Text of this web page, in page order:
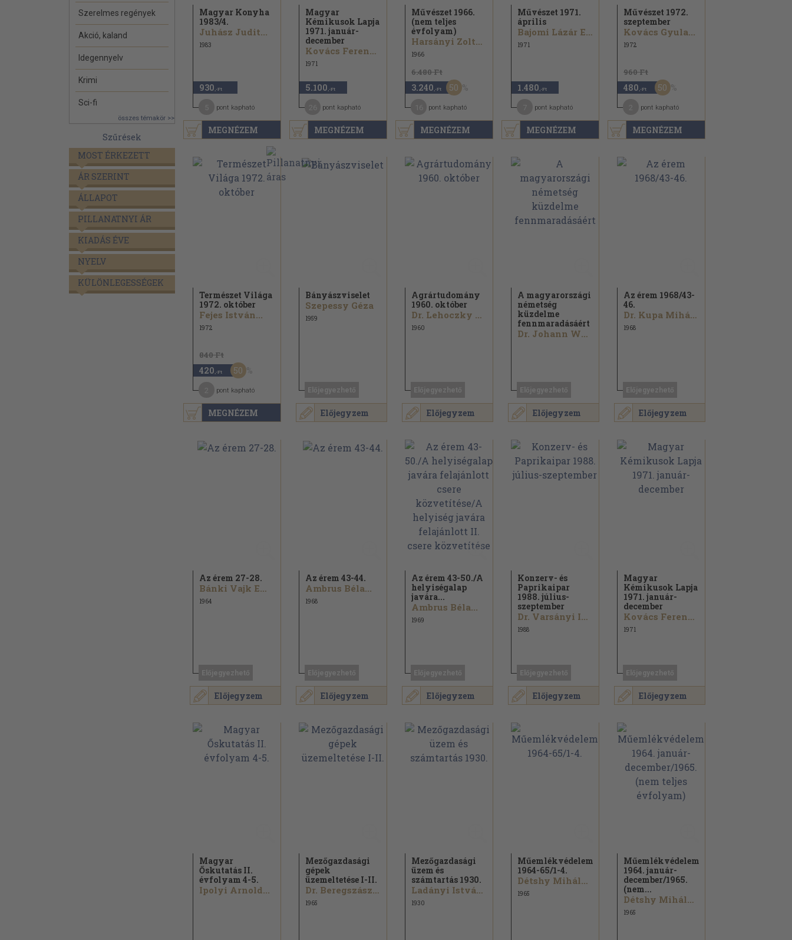
Szerelmes regények
Akció, kaland
Idegennyelv
Krimi
Sci-fi
összes témakör >>
Szűrések
MOST ÉRKEZETT
ÁR SZERINT
ÁLLAPOT
PILLANATNYI ÁR
KIADÁS ÉVE
NYELV
KÜLÖNLEGESSÉGEK
MEGNÉZEM
Magyar Konyha
1983/4.
Juhász Judit...
1983
930 ,-Ft
pont kapható
MEGNÉZEM
Magyar
Kémikusok Lapja
1971. január-
december
Kovács Ferenc...
1971
5.100 ,-Ft
pont kapható
MEGNÉZEM
Művészet 1966.
(nem teljes
évfolyam)
Harsányi Zoltán...
1966
6.480 Ft
3.240 ,-Ft 50
pont kapható
MEGNÉZEM
Művészet 1971.
április
Bajomi Lázár Endre...
1971
1.480 ,-Ft
pont kapható
MEGNÉZEM
Művészet 1972.
szeptember
Kovács Gyula...
1972
960 Ft
480 ,-Ft 50
pont kapható
MEGNÉZEM
Természet Világa
1972. október
Fejes István...
1972
840 Ft
420 ,-Ft 50
pont kapható
Előjegyzem
Bányászviselet
Szepessy Géza
1959
Előjegyzem
Agrártudomány
1960. október
Dr. Lehoczky László...
1960
Előjegyzem
A magyarországi
németség
küzdelme
fennmaradásáért
Dr. Johann Weidlein...
Előjegyzem
Az érem 1968/43-
46.
Dr. Kupa Mihály...
1968
Előjegyzem
Az érem 27-28.
Bánki Vajk Emil...
1964
Előjegyzem
Az érem 43-44.
Ambrus Béla...
1968
Előjegyzem
Az érem 43-50./A
helyiségalap
javára...
Ambrus Béla...
1969
Előjegyzem
Konzerv- és
Paprikaipar
1988. július-
szeptember
Dr. Varsányi Iván...
1988
Előjegyzem
Magyar
Kémikusok Lapja
1971. január-
december
Kovács Ferenc...
1971
Magyar
Őskutatás II.
évfolyam 4-5.
Ipolyi Arnold...
Mezőgazdasági
gépek
üzemeltetése I-II.
Dr. Beregszászi Attila...
1965
Mezőgazdasági
üzem és
számtartás 1930.
Ladányi István...
1930
Műemlékvédelem
1964-65/1-4.
Détshy Mihály...
1965
Műemlékvédelem
1964. január-
december/1965.
(nem...
Détshy Mihály...
1965